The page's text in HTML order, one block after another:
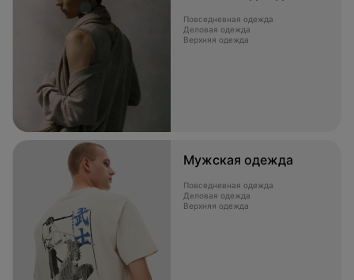
Повседневная одежда
Деловая одежда
Верхняя одежда
Мужская одежда
Повседневная одежда
Деловая одежда
Верхняя одежда